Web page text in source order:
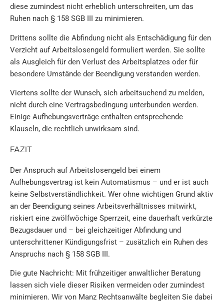
diese zumindest nicht erheblich unterschreiten, um das
Ruhen nach § 158 SGB III zu minimieren.
Drittens sollte die Abfindung nicht als Entschädigung für den
Verzicht auf Arbeitslosengeld formuliert werden. Sie sollte
als Ausgleich für den Verlust des Arbeitsplatzes oder für
besondere Umstände der Beendigung verstanden werden.
Viertens sollte der Wunsch, sich arbeitsuchend zu melden,
nicht durch eine Vertragsbedingung unterbunden werden.
Einige Aufhebungsverträge enthalten entsprechende
Klauseln, die rechtlich unwirksam sind.
FAZIT
Der Anspruch auf Arbeitslosengeld bei einem
Aufhebungsvertrag ist kein Automatismus – und er ist auch
keine Selbstverständlichkeit. Wer ohne wichtigen Grund aktiv
an der Beendigung seines Arbeitsverhältnisses mitwirkt,
riskiert eine zwölfwöchige Sperrzeit, eine dauerhaft verkürzte
Bezugsdauer und – bei gleichzeitiger Abfindung und
unterschrittener Kündigungsfrist – zusätzlich ein Ruhen des
Anspruchs nach § 158 SGB III.
Die gute Nachricht: Mit frühzeitiger anwaltlicher Beratung
lassen sich viele dieser Risiken vermeiden oder zumindest
minimieren. Wir von Manz Rechtsanwälte begleiten Sie dabei